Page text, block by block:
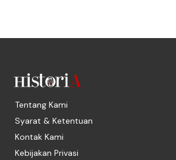
Tentang Kami
Syarat & Ketentuan
Kontak Kami
Kebijakan Privasi